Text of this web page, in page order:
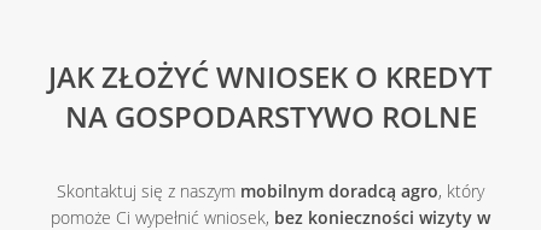
JAK ZŁOŻYĆ WNIOSEK O KREDYT
NA GOSPODARSTYWO ROLNE
Skontaktuj się z naszym mobilnym doradcą agro, który
pomoże Ci wypełnić wniosek, bez konieczności wizyty w